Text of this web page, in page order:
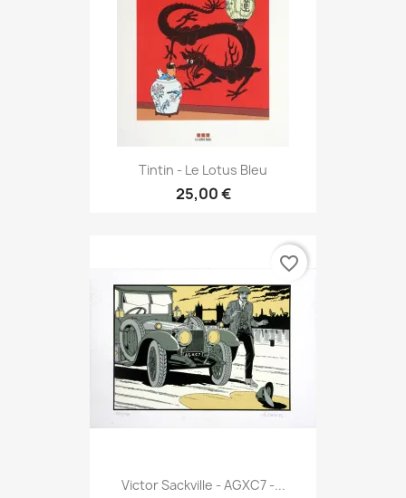
Tintin - Le Lotus Bleu
25,00 €
Victor Sackville - AGXC7 -...
favorite_border